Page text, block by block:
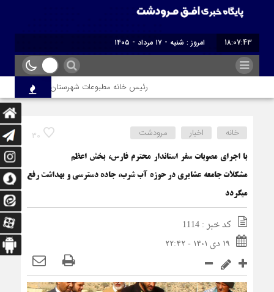
18:07:43 امروز : شنبه - ۱۷ مرداد - ۱۴۰۵
رئیس خانه مطبوعات شهرستان مرودشت طی
30 خانه اخبار مرودشت
با اجرای مصوبات سفر استاندار محترم فارس، بخش اعظم
مشکلات جامعه عشایری در حوزه آب شرب، جاده دسترسی و بهداشت رفع
میگردد
کد خبر : 1114
۱۹ دی ۱۴۰۱ - ۲۲:۴۲